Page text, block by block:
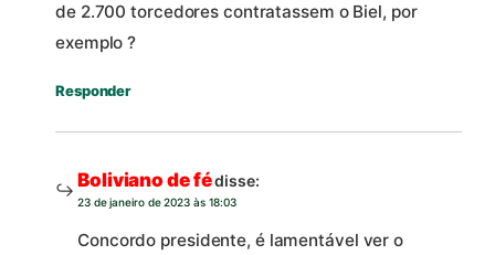
de 2.700 torcedores contratassem o Biel, por
exemplo ?
Responder
Boliviano de fédisse:
23 de janeiro de 2023 às 18:03
Concordo presidente, é lamentável ver o